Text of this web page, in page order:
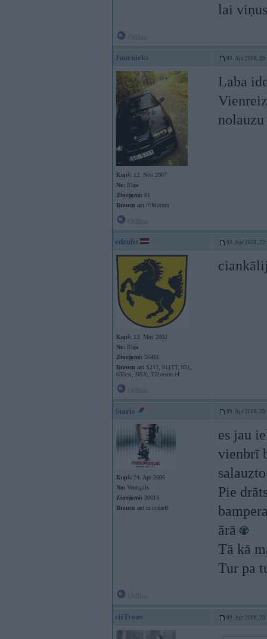
lai
Juurnieks 09. Apr 2008,
Kopš: 12. Nov 2007
No: Rīga
Ziņojumi: 81
Braucu ar: ///Motoru
Laba
edzulis 09. Apr 2008,
Kopš: 13. May 2002
No: Rīga
Ziņojumi: 56481
Braucu ar: S212, 911TT, 951,
635csi, NSX, Tillotson t4
Staris 09. Apr 2008,
Kopš: 24. Apr 2006
No: Ventspils
Ziņojumi: 30616
Braucu ar: ra ucuarB
es jau
vienbrī
Pie
ārā
Tā kā
Tur pa
ciiTrons 09. Apr 2008,